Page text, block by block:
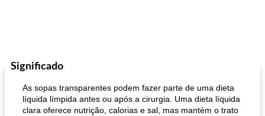
Significado
As sopas transparentes podem fazer parte de uma dieta
líquida límpida antes ou após a cirurgia. Uma dieta líquida
clara oferece nutrição, calorias e sal, mas mantém o trato